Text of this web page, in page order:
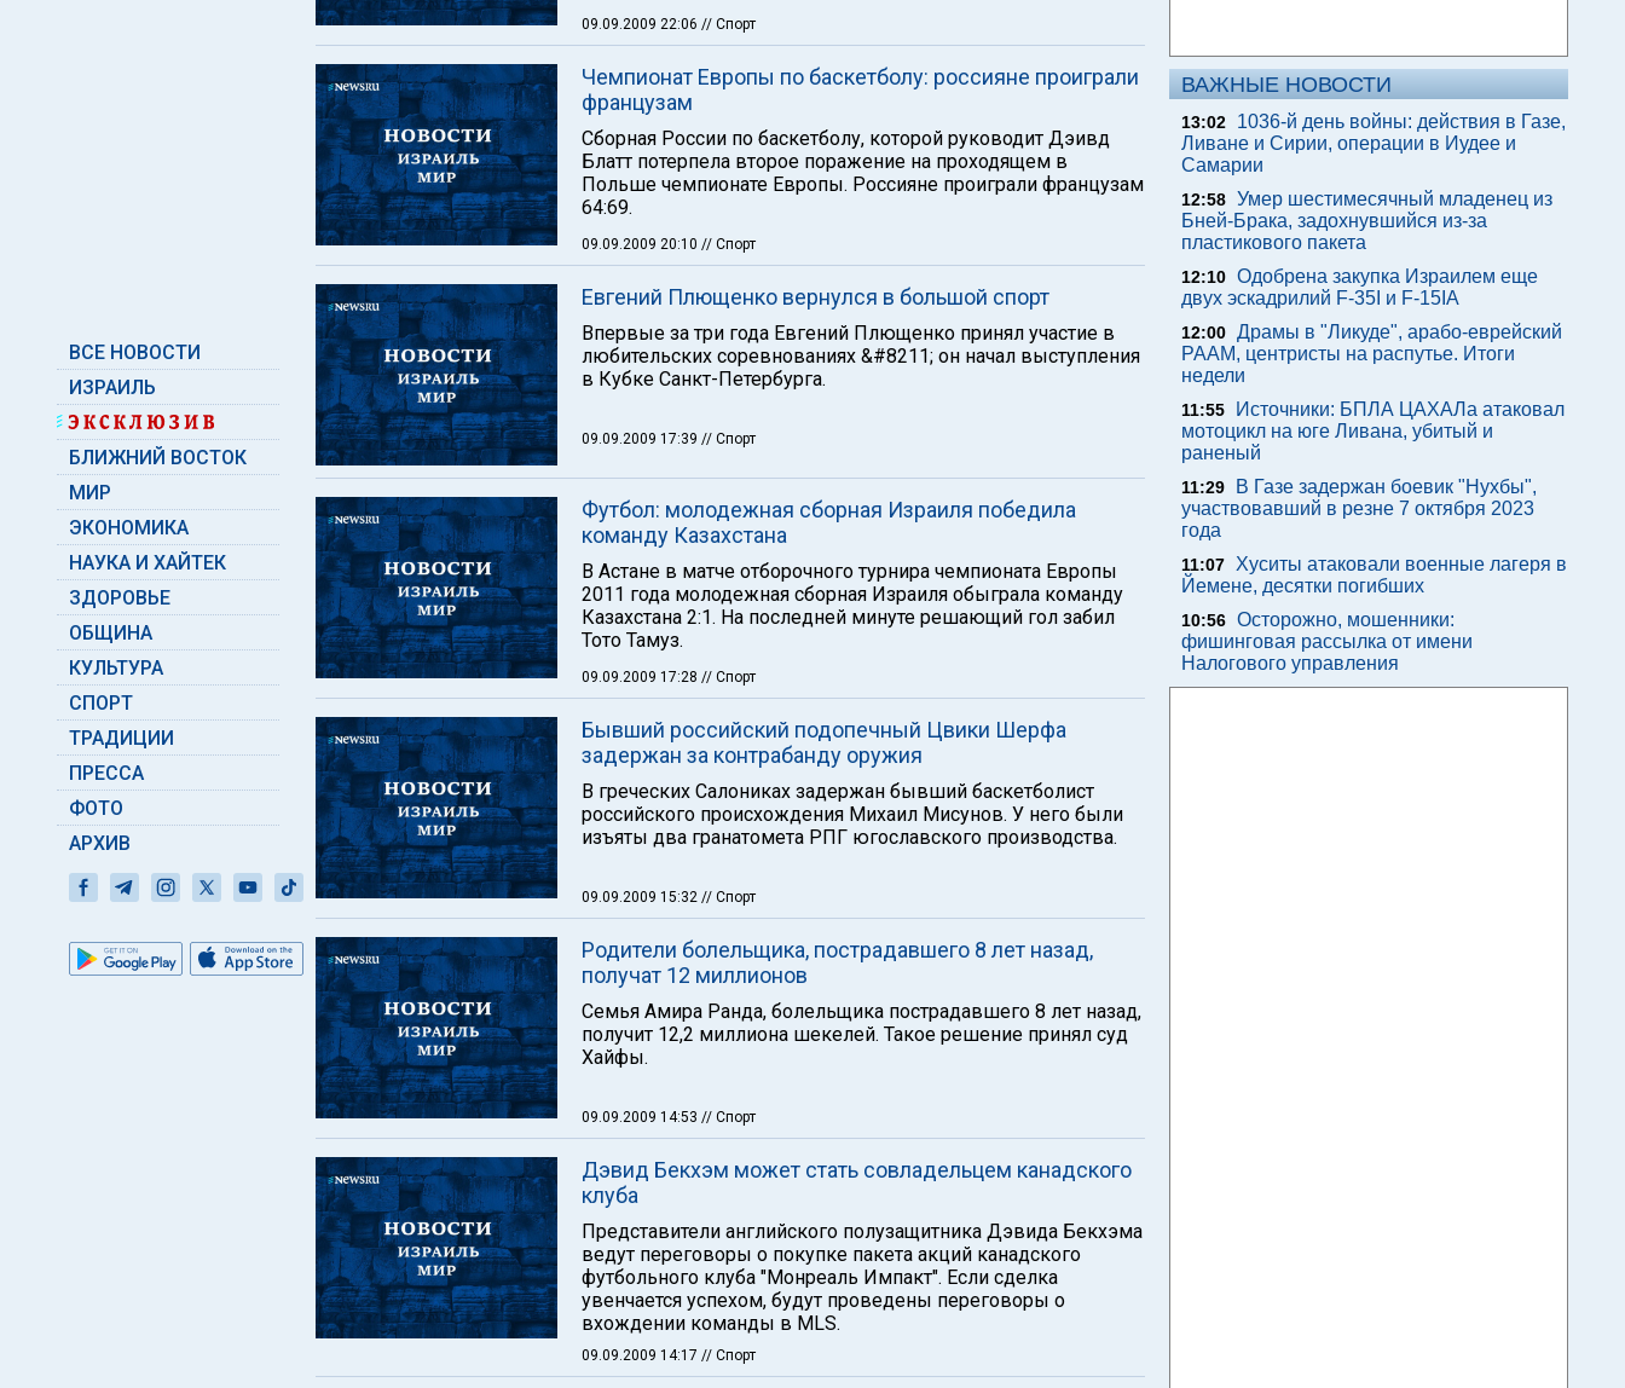
ВСЕ НОВОСТИ
ИЗРАИЛЬ
БЛИЖНИЙ ВОСТОК
МИР
ЭКОНОМИКА
НАУКА И ХАЙТЕК
ЗДОРОВЬЕ
ОБЩИНА
КУЛЬТУРА
СПОРТ
ТРАДИЦИИ
ПРЕССА
ФОТО
АРХИВ
09.09.2009 22:06 // Спорт
Чемпионат Европы по баскетболу: россияне проиграли
французам
Сборная России по баскетболу, которой руководит Дэивд
Блатт потерпела второе поражение на проходящем в
Польше чемпионате Европы. Россияне проиграли французам
64:69.
09.09.2009 20:10 // Спорт
Евгений Плющенко вернулся в большой спорт
Впервые за три года Евгений Плющенко принял участие в
любительских соревнованиях &#8211; он начал выступления
в Кубке Санкт-Петербурга.
09.09.2009 17:39 // Спорт
Футбол: молодежная сборная Израиля победила
команду Казахстана
В Астане в матче отборочного турнира чемпионата Европы
2011 года молодежная сборная Израиля обыграла команду
Казахстана 2:1. На последней минуте решающий гол забил
Тото Тамуз.
09.09.2009 17:28 // Спорт
Бывший российский подопечный Цвики Шерфа
задержан за контрабанду оружия
В греческих Салониках задержан бывший баскетболист
российского происхождения Михаил Мисунов. У него были
изъяты два гранатомета РПГ югославского производства.
09.09.2009 15:32 // Спорт
Родители болельщика, пострадавшего 8 лет назад,
получат 12 миллионов
Семья Амира Ранда, болельщика пострадавшего 8 лет назад,
получит 12,2 миллиона шекелей. Такое решение принял суд
Хайфы.
09.09.2009 14:53 // Спорт
Дэвид Бекхэм может стать совладельцем канадского
клуба
Представители английского полузащитника Дэвида Бекхэма
ведут переговоры о покупке пакета акций канадского
футбольного клуба "Монреаль Импакт". Если сделка
увенчается успехом, будут проведены переговоры о
вхождении команды в MLS.
09.09.2009 14:17 // Спорт
ВАЖНЫЕ НОВОСТИ
13:02
1036-й день войны: действия в Газе,
Ливане и Сирии, операции в Иудее и
Самарии
12:58 Умер шестимесячный младенец из
Бней-Брака, задохнувшийся из-за
пластикового пакета
12:10 Одобрена закупка Израилем еще
двух эскадрилий F-35I и F-15IA
12:00 Драмы в "Ликуде", арабо-еврейский
РААМ, центристы на распутье. Итоги
недели
11:55
Источники: БПЛА ЦАХАЛа атаковал
мотоцикл на юге Ливана, убитый и
раненый
11:29
В Газе задержан боевик "Нухбы",
участвовавший в резне 7 октября 2023
года
11:07
Хуситы атаковали военные лагеря в
Йемене, десятки погибших
10:56 Осторожно, мошенники:
фишинговая рассылка от имени
Налогового управления